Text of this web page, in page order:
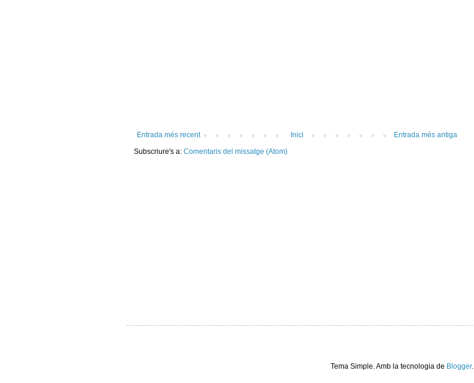
Entrada més recent Entrada més antiga
Inici
Subscriure's a: Comentaris del missatge (Atom)
Tema Simple. Amb la tecnologia de Blogger.